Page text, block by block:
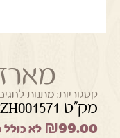
קטגוריות: מתנות
מק"ט ZH001571
₪99.00 לא